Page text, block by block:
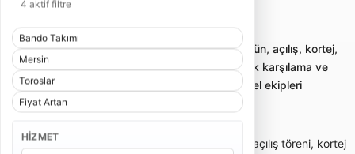
4 aktif filtre
Bando Takımı
Mersin
Toroslar
Fiyat Artan
HIZMET
Bando takımı kiralama; gelin alma, düğün, açılış, kortej,
sünnet ve kurumsal etkinliklerde enerjik karşılama ve
yürüyüş performansı sunan profesyonel ekipleri
karşılaştırmayı sağlar.
Bando takımı; gelin alma, düğün girişi, açılış töreni, kortej